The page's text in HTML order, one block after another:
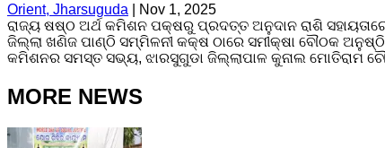
Orient, Jharsuguda
Nov 1, 2025
ରାଜ୍ୟ ଷଷ୍ଠ ଅର୍ଥ କମିଶନ ପକ୍ଷରୁ ପ୍ରଦତ୍ତ ଅନୁଦାନ ରାଶି
ଜିଲ୍ଲା ଖଣିଜ ପାଣ୍ଠି ସମ୍ମିଳନୀ କକ୍ଷ ଠାରେ ସମୀକ୍ଷା ବୌଠକ
କମିଶନର ସମସ୍ତ ସଭ୍ୟ, ଝାରସୁଗୁଡା ଜିଲ୍ଲାପାଳ କୁନାଲ
MORE NEWS